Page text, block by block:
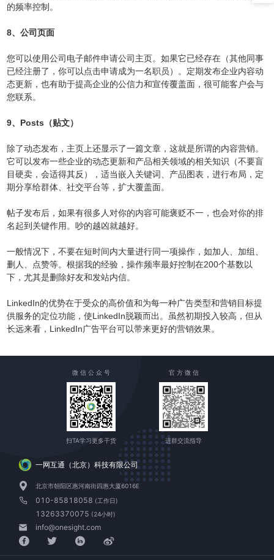
的频率控制。
8、公司页面
您可以使用公司电子邮件申请公司主页。如果它已经存在（其他同事
已经注册了，你可以点击申请成为一名职员）。定期发布企业内容动
态更新，也有助于提高企业的公信力和宣传覆盖面，很可能客户会与
您联系。
9、Posts（贴文）
除了动态发布，主页上还显示了一篇文章，这就是所谓的内容营销。
它可以发布一些企业的动态更新和产品相关领域的相关知识（不要盲
目硬卖，会适得其反），适当嵌入关键词、产品图表，进行布局，定
期分享给群体、社交平台等，扩大覆盖面。
帖子发布后，如果有很多人对你的内容可能褒贬不一，也会对你的排
名起到关键作用。吵的越凶就越好。
一般情况下，不要在短时间内大量进行同一项操作，如加人、加组、
删人、点赞等。根据我的经验，操作频率最好控制在200个基数以
下，尤其是删除好友和发站内信。
LinkedIn的优势在于受众的高价值和为每一种广告类型和营销目标提
供服务的定位功能，使LinkedIn脱颖而出。虽然初期投入较高，但从
长远来看，LinkedIn广告平台可以带来更好的营销效果。
一网互通（北京）科技有限公司
北京市朝阳区惠河南街四惠大厦6016E
010-85818058 (工作日)
13263370075 (24小时)
info@onesight.com
微 信 公 众 号
扫TA学习更多干货
官 方 微 信
进群交流指导